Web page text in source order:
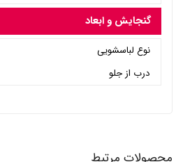
گنجایش و ابعاد
نوع لباسشویی
درب از جلو
محصولات مرتبط